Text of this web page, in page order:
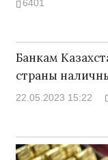
6401
Банкам
страны
22.05.2023 15:22